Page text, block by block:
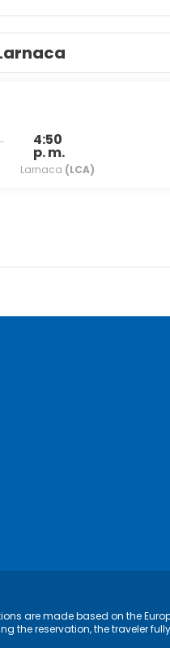
las zonas comunes y
de Rodas se encuentra
4:50
p. m.
Larnaca (LCA)
are made based on the
reservation, the traveler fully